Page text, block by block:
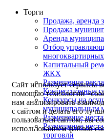
Торги
Продажа, аренда
Продажа
Аренда
Отбор
Капитальный
ЖКХ
Размещение
Концессионные
Конкурсы на
муниципальным
Размещение
Размещение
торговли
Сайт использует сервисы
помощью технологии
нам анализировать
с сайтом и делать его
пользоваться сайтом, вы
использованием файлов